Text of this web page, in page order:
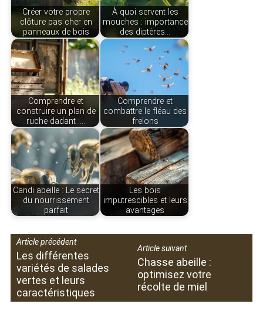
Créer votre propre
clôture pas cher en
panneaux de bois
À quoi servent les
mouches : importance
des diptères…
Comprendre et
construire un plan de
ruche dadant :…
Comprendre et
combattre le fléau des
frelons
Candi abeille : Le secret
du nourrissement
parfait
Les bois
imputrescibles et leurs
avantages
Article précédent
Les différentes
variétés de salades
vertes et leurs
caractéristiques
Article suivant
Chasse abeille :
optimisez votre
récolte de miel